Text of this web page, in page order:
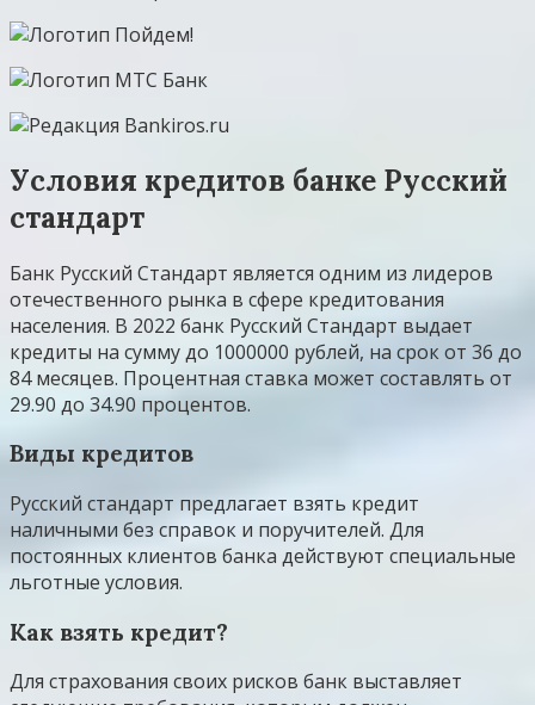
Условия кредитов банке Русский
стандарт
Банк Русский Стандарт является одним из лидеров
отечественного рынка в сфере кредитования
населения. В 2022 банк Русский Стандарт выдает
кредиты на сумму до 1000000 рублей, на срок от 36 до
84 месяцев. Процентная ставка может составлять от
29.90 до 34.90 процентов.
Виды кредитов
Русский стандарт предлагает взять кредит
наличными без справок и поручителей. Для
постоянных клиентов банка действуют специальные
льготные условия.
Как взять кредит?
Для страхования своих рисков банк выставляет